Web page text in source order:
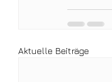
Aktuelle Beiträge